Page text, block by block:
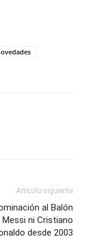
Artículo siguiente
al Balón
Messi ni Cristiano
desde 2003